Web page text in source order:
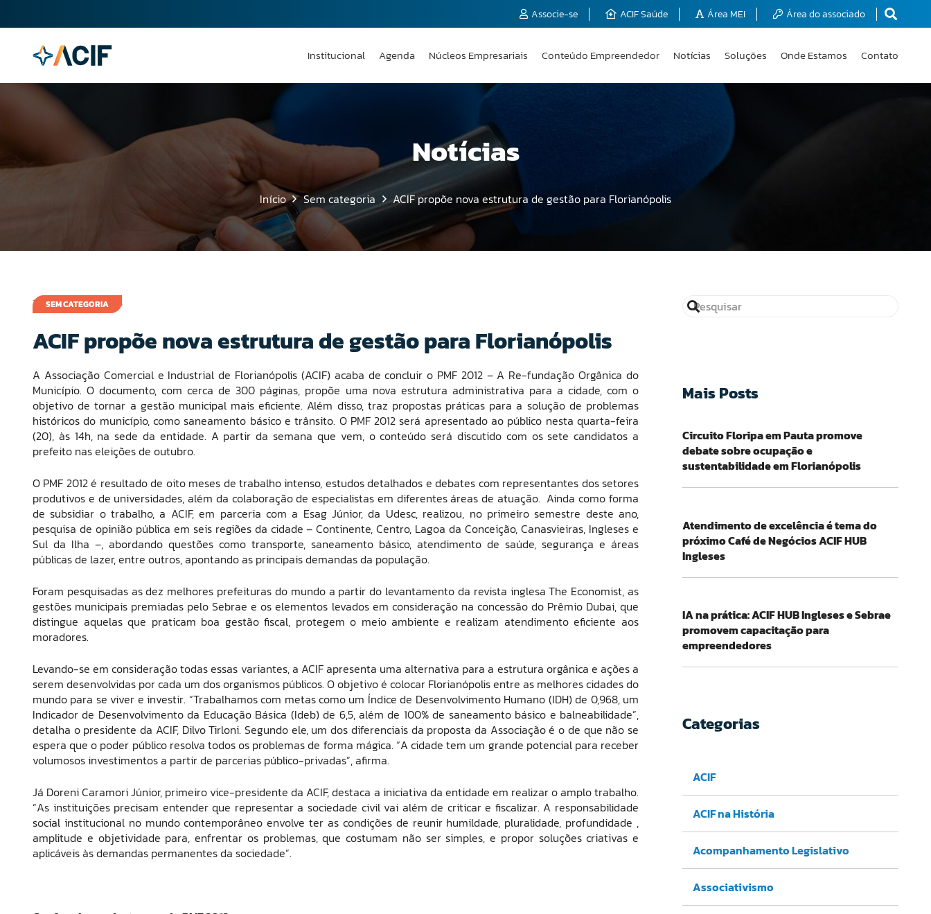
Associe-se ACIF Saúde Área MEI Área do associado
Institucional Agenda Núcleos Empresariais Conteúdo Empreendedor Notícias Soluções Onde Estamos Contato
Notícias
Início Sem categoria ACIF propõe nova estrutura de gestão para Florianópolis
SEM CATEGORIA
18 de agosto de 2008
ACIF propõe nova estrutura de gestão para Florianópolis
A Associação Comercial e Industrial de Florianópolis (ACIF) acaba de concluir o PMF 2012 – A Re-fundação Orgânica do
Município. O documento, com cerca de 300 páginas, propõe uma nova estrutura administrativa para a cidade, com o
objetivo de tornar a gestão municipal mais eficiente. Além disso, traz propostas práticas para a solução de problemas
históricos do município, como saneamento básico e trânsito. O PMF 2012 será apresentado ao público nesta quarta-feira
(20), às 14h, na sede da entidade. A partir da semana que vem, o conteúdo será discutido com os sete candidatos a
prefeito nas eleições de outubro.
O PMF 2012 é resultado de oito meses de trabalho intenso, estudos detalhados e debates com representantes dos setores
produtivos e de universidades, além da colaboração de especialistas em diferentes áreas de atuação. Ainda como forma
de subsidiar o trabalho, a ACIF, em parceria com a Esag Júnior, da Udesc, realizou, no primeiro semestre deste ano,
pesquisa de opinião pública em seis regiões da cidade – Continente, Centro, Lagoa da Conceição, Canasvieiras, Ingleses e
Sul da Ilha –, abordando questões como transporte, saneamento básico, atendimento de saúde, segurança e áreas
públicas de lazer, entre outros, apontando as principais demandas da população.
Foram pesquisadas as dez melhores prefeituras do mundo a partir do levantamento da revista inglesa The Economist, as
gestões municipais premiadas pelo Sebrae e os elementos levados em consideração na concessão do Prêmio Dubai, que
distingue aquelas que praticam boa gestão fiscal, protegem o meio ambiente e realizam atendimento eficiente aos
moradores.
Levando-se em consideração todas essas variantes, a ACIF apresenta uma alternativa para a estrutura orgânica e ações a
serem desenvolvidas por cada um dos organismos públicos. O objetivo é colocar Florianópolis entre as melhores cidades do
mundo para se viver e investir. “Trabalhamos com metas como um Índice de Desenvolvimento Humano (IDH) de 0,968, um
Indicador de Desenvolvimento da Educação Básica (Ideb) de 6,5, além de 100% de saneamento básico e balneabilidade”,
detalha o presidente da ACIF, Dilvo Tirloni. Segundo ele, um dos diferenciais da proposta da Associação é o de que não se
espera que o poder público resolva todos os problemas de forma mágica. “A cidade tem um grande potencial para receber
volumosos investimentos a partir de parcerias público-privadas”, afirma.
Já Doreni Caramori Júnior, primeiro vice-presidente da ACIF, destaca a iniciativa da entidade em realizar o amplo trabalho.
“As instituições precisam entender que representar a sociedade civil vai além de criticar e fiscalizar. A responsabilidade
social institucional no mundo contemporâneo envolve ter as condições de reunir humildade, pluralidade, profundidade ,
amplitude e objetividade para, enfrentar os problemas, que costumam não ser simples, e propor soluções criativas e
aplicáveis às demandas permanentes da sociedade”.
Mais Posts
Circuito Floripa em Pauta promove
debate sobre ocupação e
sustentabilidade em Florianópolis
Atendimento de excelência é tema do
próximo Café de Negócios ACIF HUB
Ingleses
IA na prática: ACIF HUB Ingleses e Sebrae
promovem capacitação para
empreendedores
Categorias
ACIF
ACIF na História
Acompanhamento Legislativo
Associativismo